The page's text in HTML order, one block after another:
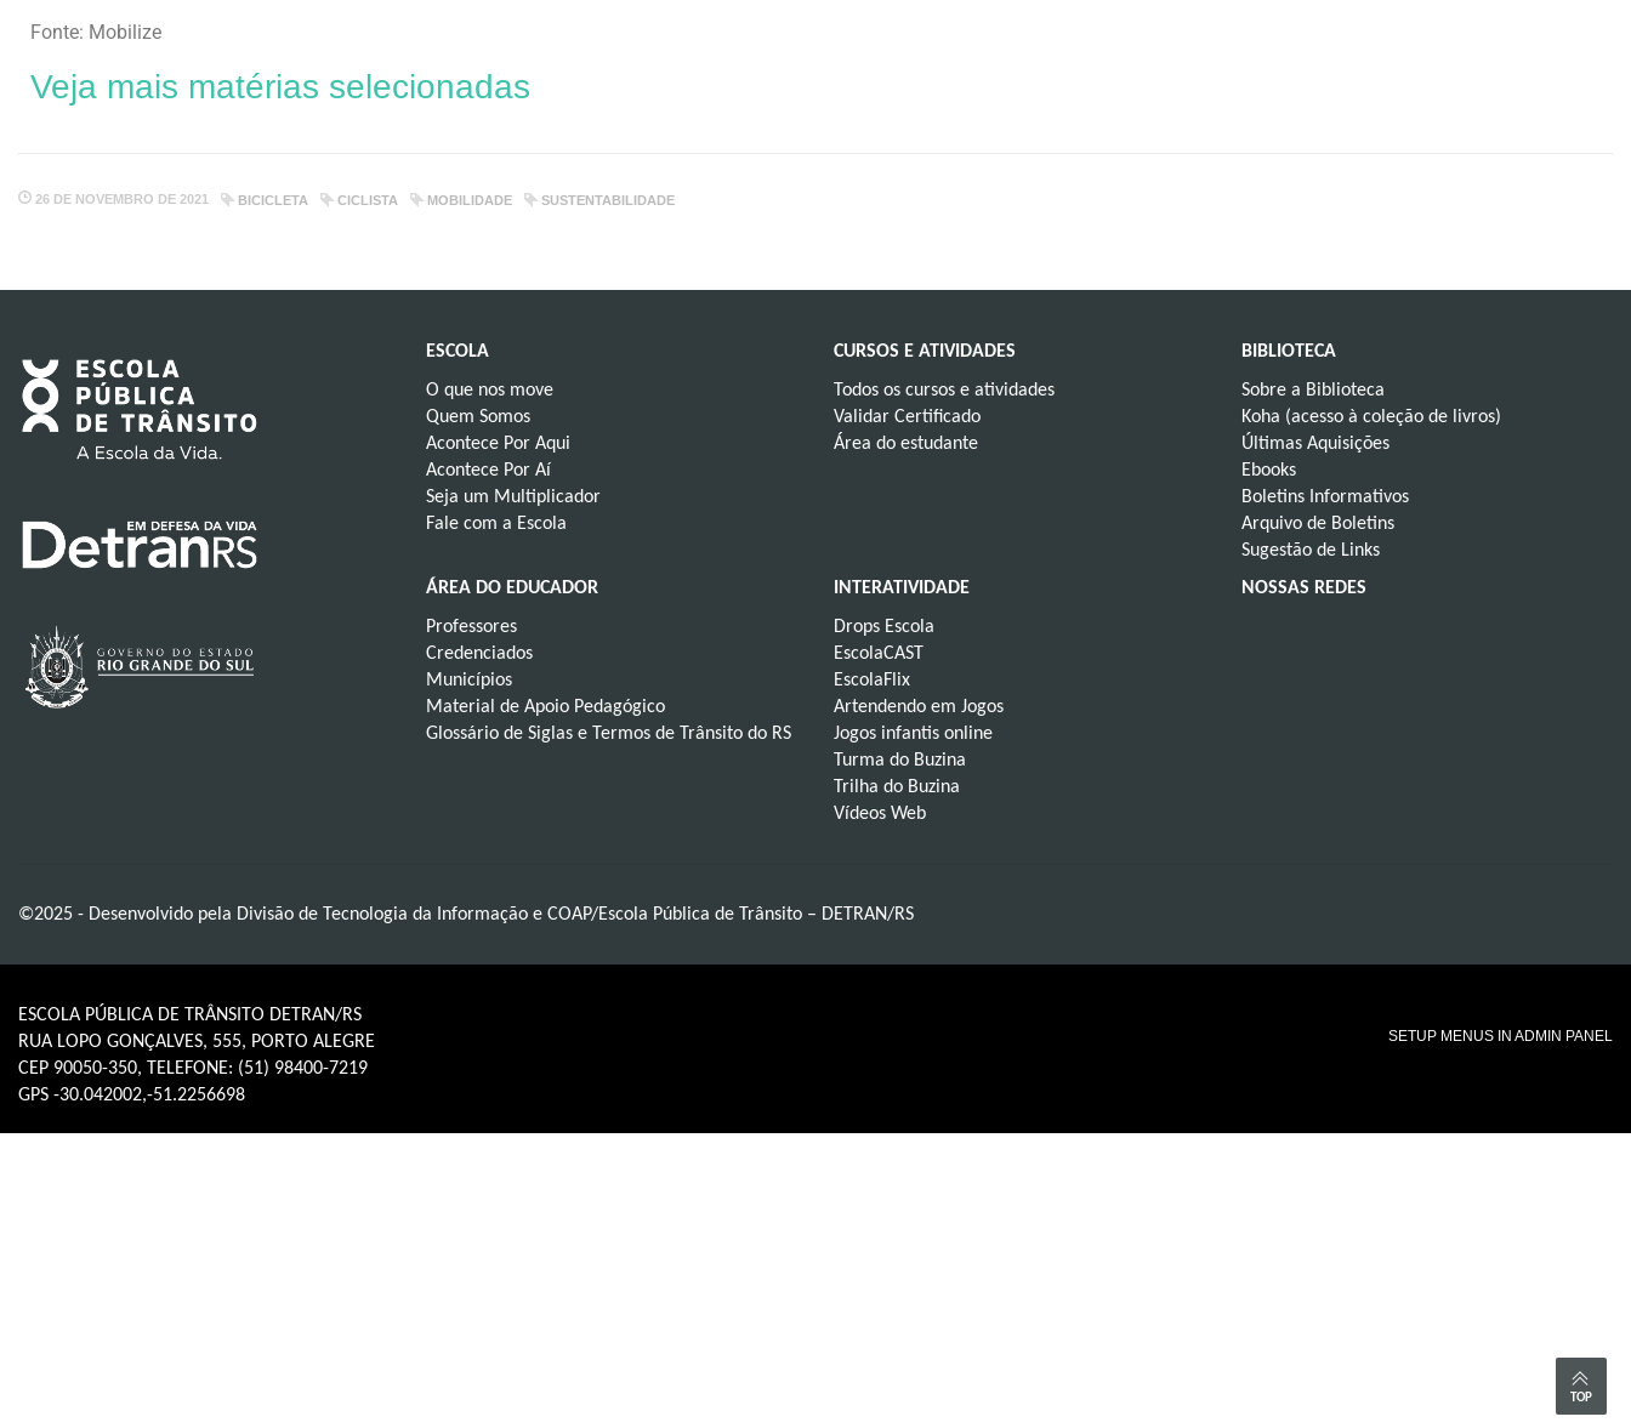
Fonte: Mobilize
Veja mais matérias selecionadas
26 DE NOVEMBRO DE 2021 BICICLETA CICLISTA MOBILIDADE SUSTENTABILIDADE
ESCOLA
O que nos move
Quem Somos
Acontece Por Aqui
Acontece Por Aí
Seja um Multiplicador
Fale com a Escola
CURSOS E ATIVIDADES
Todos os cursos e atividades
Validar Certificado
Área do estudante
BIBLIOTECA
Sobre a Biblioteca
Koha (acesso à coleção de livros)
Últimas Aquisições
Ebooks
Boletins Informativos
Arquivo de Boletins
Sugestão de Links
ÁREA DO EDUCADOR
Professores
Credenciados
Municípios
Material de Apoio Pedagógico
Glossário de Siglas e Termos de Trânsito do RS
INTERATIVIDADE
Drops Escola
EscolaCAST
EscolaFlix
Artendendo em Jogos
Jogos infantis online
Turma do Buzina
Trilha do Buzina
Vídeos Web
NOSSAS REDES
©2025 - Desenvolvido pela Divisão de Tecnologia da Informação e COAP/Escola Pública de Trânsito – DETRAN/RS
TOP
ESCOLA PÚBLICA DE TRÂNSITO DETRAN/RS
RUA LOPO GONÇALVES, 555, PORTO ALEGRE
CEP 90050-350, TELEFONE: (51) 98400-7219
GPS -30.042002,-51.2256698
SETUP MENUS IN ADMIN PANEL